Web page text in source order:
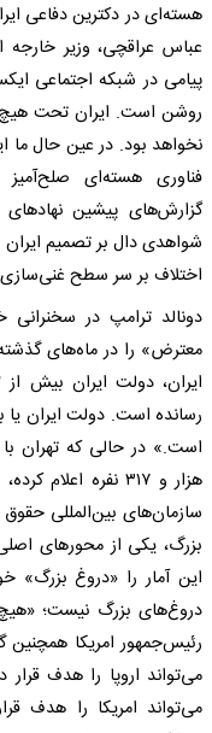
هسته‌ای در دکترین دفاعی
پیامی در شبکه اجتماعی
روشن است. ایران تحت هیچ
نخواهد بود. در عین حال ما
فناوری هسته‌ای
گزارش‌های پیشین نهاد‌های
شواهدی دال بر تصمیم
اختلاف بر سر سطح
معترض» را در ماه‌های
رسانده است. دولت ایران یا
سازمان‌های بین‌المللی
بزرگ، یکی از محور‌های
این آمار را «دروغ بزرگ»
دروغ‌های بزرگ نیست؛
رئیس‌جمهور امریکا
می‌تواند اروپا را هدف
می‌تواند امریکا را هدف